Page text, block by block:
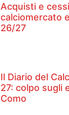
Acquisti e
calciomercato
26/27
Il Diario del
27: colpo sugli
Como